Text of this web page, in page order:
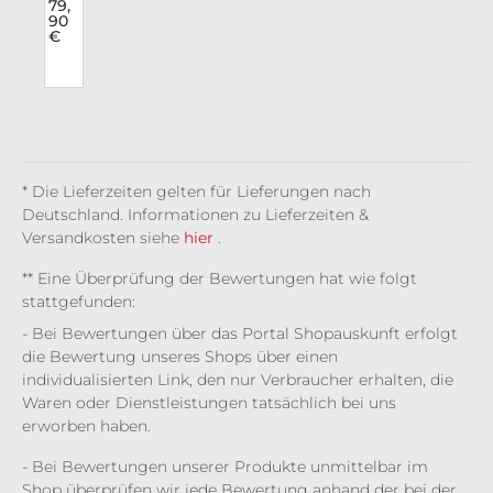
e
Pur
Vin
79,
90
€
* Die Lieferzeiten gelten für Lieferungen nach
Deutschland. Informationen zu Lieferzeiten &
Versandkosten siehe hier .
** Eine Überprüfung der Bewertungen hat wie folgt
stattgefunden:
- Bei Bewertungen über das Portal Shopauskunft erfolgt
die Bewertung unseres Shops über einen
individualisierten Link, den nur Verbraucher erhalten, die
Waren oder Dienstleistungen tatsächlich bei uns
erworben haben.
- Bei Bewertungen unserer Produkte unmittelbar im